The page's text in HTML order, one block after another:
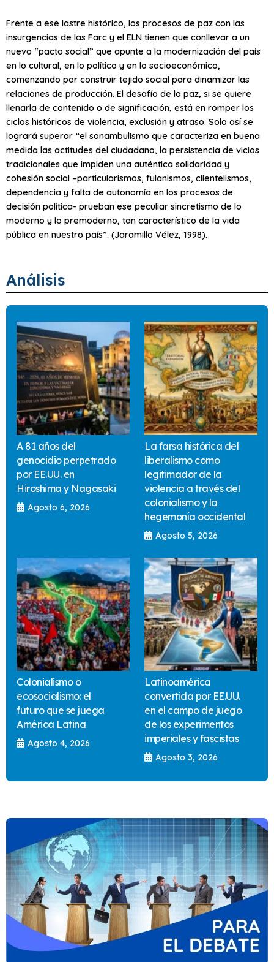
Frente a ese lastre histórico, los procesos de paz con las
insurgencias de las Farc y el ELN tienen que conllevar a un
nuevo “pacto social” que apunte a la modernización del país
en lo cultural, en lo político y en lo socioeconómico,
comenzando por construir tejido social para dinamizar las
relaciones de producción. El desafío de la paz, si se quiere
llenarla de contenido o de significación, está en romper los
ciclos históricos de violencia, exclusión y atraso. Solo así se
logrará superar “el sonambulismo que caracteriza en buena
medida las actitudes del ciudadano, la persistencia de vicios
tradicionales que impiden una auténtica solidaridad y
cohesión social –particularismos, fulanismos, clientelismos,
dependencia y falta de autonomía en los procesos de
decisión política- prueban ese peculiar sincretismo de lo
moderno y lo premoderno, tan característico de la vida
pública en nuestro país”. (Jaramillo Vélez, 1998).
Análisis
A 81 años del
genocidio perpetrado
por EE.UU. en
Hiroshima y Nagasaki
Agosto 6, 2026
La farsa histórica del
liberalismo como
legitimador de la
violencia a través del
colonialismo y la
hegemonía occidental
Agosto 5, 2026
Colonialismo o
ecosocialismo: el
futuro que se juega
América Latina
Agosto 4, 2026
Latinoamérica
convertida por EE.UU.
en el campo de juego
de los experimentos
imperiales y fascistas
Agosto 3, 2026